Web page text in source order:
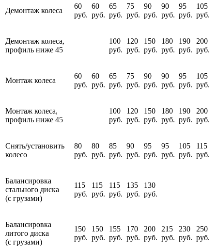
Демонтаж колеса
60
руб.
60
руб.
65
руб.
75
руб.
90
руб.
90
руб.
95
руб.
105
руб.
Демонтаж колеса,
профиль ниже 45
100
руб.
120
руб.
150
руб.
180
руб.
190
руб.
200
руб.
Монтаж колеса
60
руб.
60
руб.
65
руб.
75
руб.
90
руб.
90
руб.
95
руб.
105
руб.
Монтаж колеса,
профиль ниже 45
100
руб.
120
руб.
150
руб.
180
руб.
190
руб.
200
руб.
Снять/установить
колесо
80
руб.
80
руб.
85
руб.
90
руб.
95
руб.
95
руб.
105
руб.
115
руб.
Балансировка
стального диска
(с грузами)
115
руб.
115
руб.
115
руб.
135
руб.
130
руб.
Балансировка
литого диска
(с грузами)
150
руб.
150
руб.
155
руб.
170
руб.
200
руб.
215
руб.
230
руб.
250
руб.